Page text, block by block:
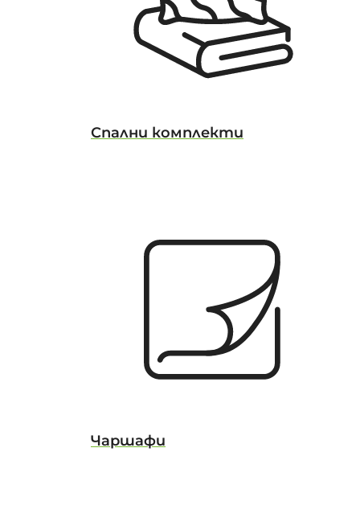
Спални комплекти
Чаршафи